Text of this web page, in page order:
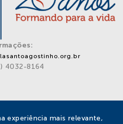
experiência mais relevante,
4032-8164